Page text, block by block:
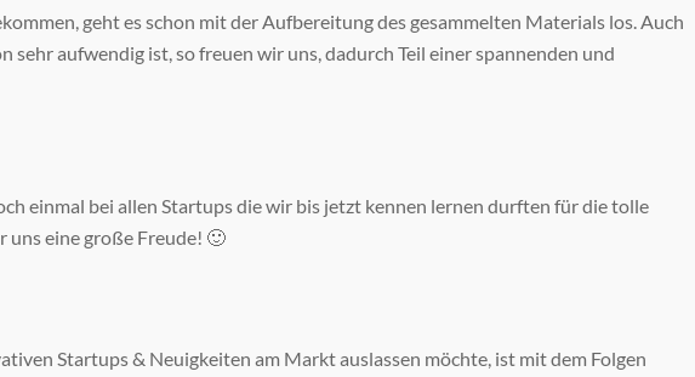
geht es schon mit der Aufbereitung des gesammelten Materials los. Auch
sehr aufwendig ist, so freuen wir uns, dadurch Teil einer spannenden und
einmal bei allen Startups die wir bis jetzt kennen lernen durften für die tolle
uns eine große Freude! 🙂
Startups & Neuigkeiten am Markt auslassen möchte, ist mit dem Folgen